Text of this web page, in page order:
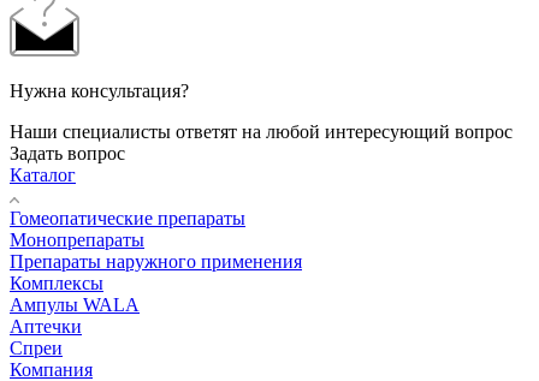
Нужна консультация?
Наши специалисты ответят на любой интересующий вопрос
Задать вопрос
Каталог
Гомеопатические препараты
Монопрепараты
Препараты наружного применения
Комплексы
Ампулы WALA
Аптечки
Спреи
Компания